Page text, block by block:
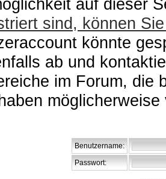
auf dieser
sind, können
könnte
ab und
im Forum, die
Benutzername:
Passwort: